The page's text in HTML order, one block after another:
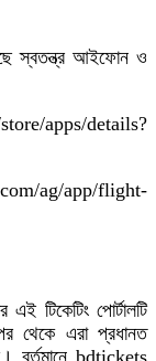
স্বতন্ত্র আইফোন ও
apps/details?
ag/app/flight-
টিকেটিং পোর্টালটি
থেকে এরা প্রধানত